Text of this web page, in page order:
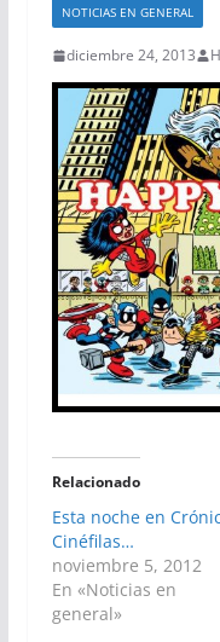
NOTICIAS EN GENERAL
diciembre 24, 2013
Relacionado
Esta noche en
Cinéfilas…
noviembre 5, 2012
En «Noticias en
general»